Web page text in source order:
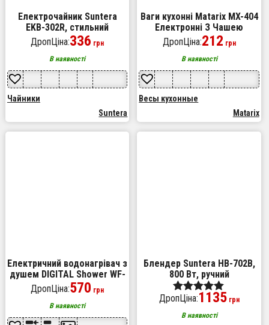
Електрочайник Suntera
EKB-302R, стильний
електричний чайник,
електронний чайник
ДропЦіна:336 грн
В наявності
Чайники
Suntera
Ваги кухонні Matarix MX-404
Електронні З Чашею
Кухонні до 7 кг Кухонні ваги
для зважування продуктів
ДропЦіна:212 грн
В наявності
Весы кухонные
Matarix
Електричний водонагрівач з
душем DIGITAL Shower WF-
013 міні бойлер, Проточний
кран водонагрівач
ДропЦіна:570 грн
В наявності
Блендер Suntera HB-702B,
800 Вт, ручний
занурювальний блендер,
електричний блендер,
потужний блендер
Оценка
из 5
ДропЦіна:1135грн
В наявності